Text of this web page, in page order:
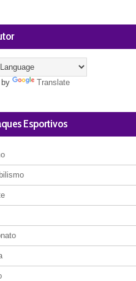
by Translate
Esportivos